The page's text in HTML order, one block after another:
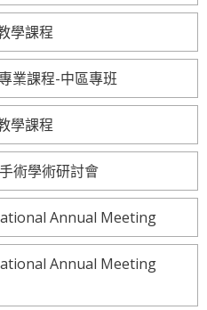
學課程
業課程-中區專班
學課程
術學術研討會
Annual Meeting
Annual Meeting